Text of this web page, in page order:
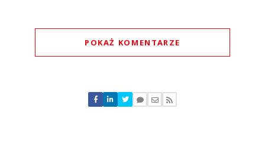
POKAŻ KOMENTARZE
Nie znaleziono komentarzy
Zostaw swoje komentarze